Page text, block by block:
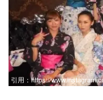
引用：https://